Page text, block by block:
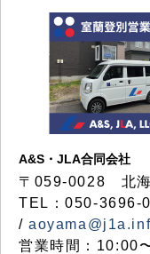
A&S・JLA合同会社
〒 059-0028 北
TEL：050-3696-
/
営業時間：10:00